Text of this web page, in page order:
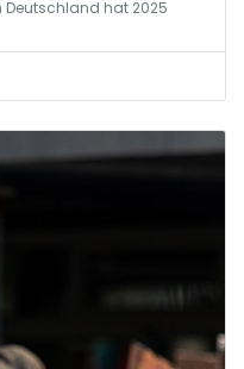
Deutschland hat 2025